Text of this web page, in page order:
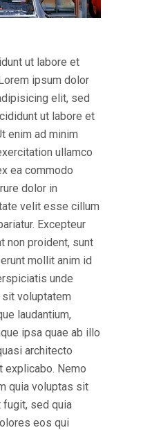
ut labore et
ipsum dolor
elit, sed
ut labore et
enim ad minim
ullamco
ea commodo
dolor in
velit esse cillum
Excepteur
non proident, sunt
mollit anim id
unde
voluptatem
laudantium,
ipsa quae ab illo
architecto
explicabo. Nemo
quia voluptas sit
fugit, sed quia
eos qui